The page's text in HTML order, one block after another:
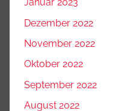
Dezember 2022
November 2022
Oktober 2022
September 2022
August 2022